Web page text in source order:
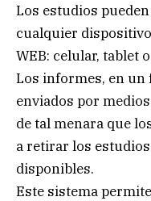
Los estudios
cualquier
WEB: celular, tablet
Los informes, en
enviados por
de tal menara que
a retirar los
disponibles.
Este sistema